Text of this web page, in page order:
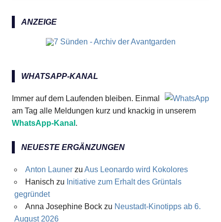
ANZEIGE
WHATSAPP-KANAL
Immer auf dem Laufenden bleiben. Einmal
am Tag alle Meldungen kurz und knackig in unserem
WhatsApp-Kanal .
NEUESTE ERGÄNZUNGEN
Anton Launerzu Aus Leonardo wird Kokolores
Hanisch zu Initiative zum Erhalt des Grüntals
gegründet
Anna Josephine Bockzu Neustadt-Kinotipps ab 6.
August 2026